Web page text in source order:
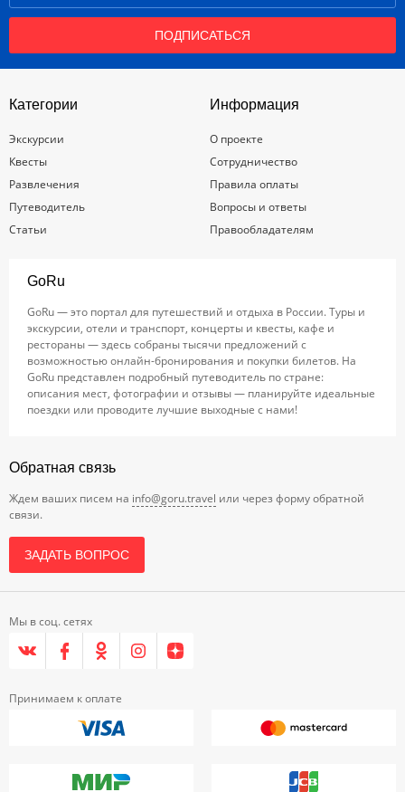
ПОДПИСАТЬСЯ
Категории
Экскурсии
Квесты
Развлечения
Путеводитель
Статьи
Информация
О проекте
Сотрудничество
Правила оплаты
Вопросы и ответы
Правообладателям
GoRu
GoRu — это портал для путешествий и отдыха в России. Туры и
экскурсии, отели и транспорт, концерты и квесты, кафе и
рестораны — здесь собраны тысячи предложений с
возможностью онлайн-бронирования и покупки билетов. На
GoRu представлен подробный путеводитель по стране:
описания мест, фотографии и отзывы — планируйте идеальные
поездки или проводите лучшие выходные с нами!
Обратная связь
Ждем ваших писем на info@goru.travel или через форму обратной
связи.
ЗАДАТЬ ВОПРОС
Мы в соц. сетях
Принимаем к оплате